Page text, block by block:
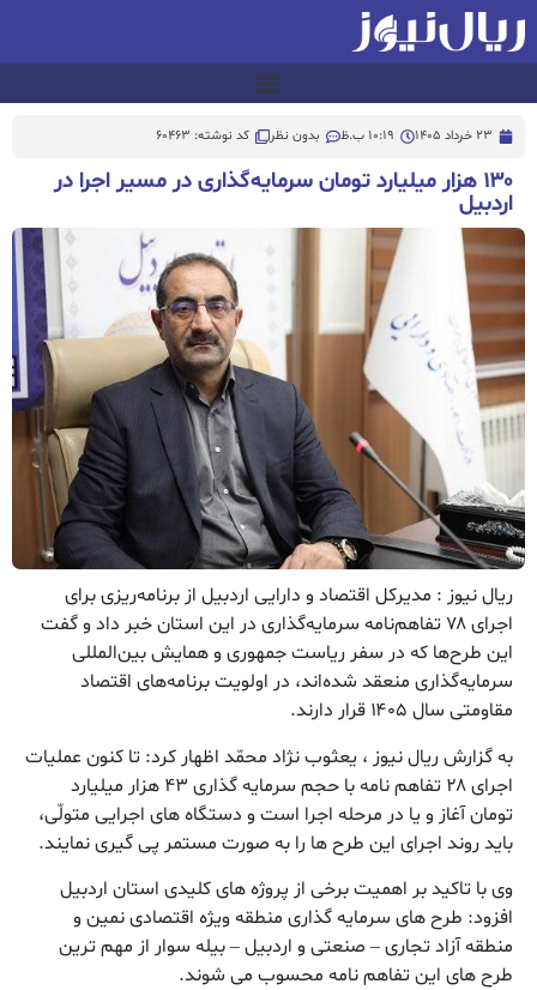
23 خرداد 1405 10:19 ب.ظ بدون نظر کد نوشته: 60463
۱۳۰ هزار میلیارد تومان سرمایه‌گذاری در مسیر اجرا در
اردبیل
ریال نیوز : مدیرکل اقتصاد و دارایی اردبیل از برنامه‌ریزی برای
اجرای ۷۸ تفاهم‌نامه سرمایه‌گذاری در این استان خبر داد و گفت
این طرح‌ها که در سفر ریاست جمهوری و همایش بین‌المللی
سرمایه‌گذاری منعقد شده‌اند، در اولویت برنامه‌های اقتصاد
مقاومتی سال ۱۴۰۵ قرار دارند.
به گزارش ریال نیوز ، یعثوب نژاد محمّد اظهار کرد: تا کنون عملیات
اجرای ۲۸ تفاهم نامه با حجم سرمایه گذاری ۴۳ هزار میلیارد
تومان آغاز و یا در مرحله اجرا است و دستگاه های اجرایی متولّی،
باید روند اجرای این طرح ها را به صورت مستمر پی گیری نمایند.
وی با تاکید بر اهمیت برخی از پروژه های کلیدی استان اردبیل
افزود: طرح های سرمایه گذاری منطقه ویژه اقتصادی نمین و
منطقه آزاد تجاری – صنعتی و اردبیل – بیله سوار از مهم ترین
طرح های این تفاهم نامه محسوب می شوند.